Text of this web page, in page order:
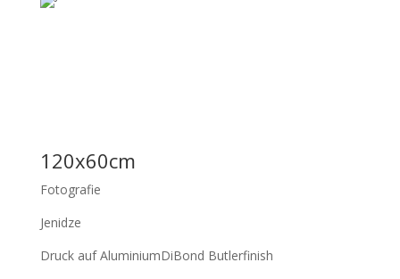
120x60cm
Fotografie
Jenidze
Druck auf AluminiumDiBond Butlerfinish